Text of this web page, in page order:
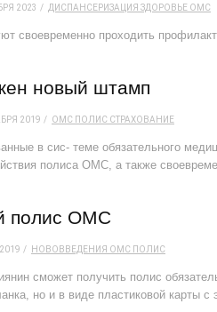
2023 ДИСПАНСЕРИЗАЦИЯ ЗДОРОВЬЕ ОМС
своевременно проходить
новый штамп
2019 ОМС ПОЛИС СТРАХОВАНИЕ
в сис- теме обязательного
полиса ОМС, а также
полис ОМС
НОВОВВЕДЕНИЯ ОМС ПОЛИС
сможет получить полис
но и в виде пластиковой карты